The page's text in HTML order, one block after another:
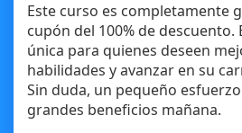
Este curso es completamente
cupón del 100% de
única para quienes deseen
habilidades y avanzar en su
Sin duda, un pequeño
grandes beneficios mañana.